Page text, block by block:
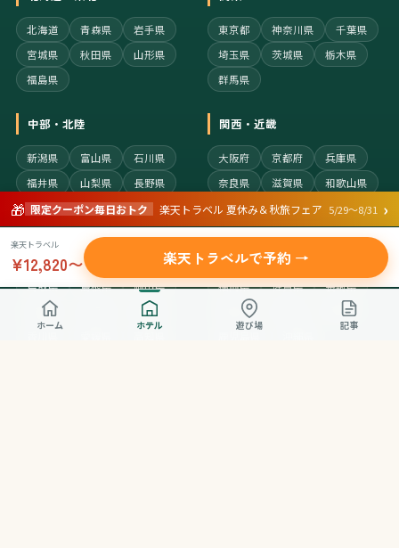
🎁 限定クーポン毎日おトク 楽天トラベル 夏休み＆秋旅フェア 5/29〜8/31 ›
楽天トラベル
¥12,820〜 楽天トラベルで予約 →
北海道 青森県
岩手県
宮城県
秋田県
山形県
福島県
東京都 神奈川県
千葉県
埼玉県
茨城県
栃木県
群馬県
中部・北陸
新潟県 富山県
石川県
福井県
山梨県
長野県
岐阜県
静岡県 愛知県
関西・近畿
大阪府 京都府
兵庫県
奈良県
滋賀県
和歌山県
三重県
中国・四国
鳥取県 島根県
岡山県
広島県
徳島県
九州・沖縄
福岡県 佐賀県
長崎県
熊本県
宮崎県
ホーム ホテル 遊び場 記事